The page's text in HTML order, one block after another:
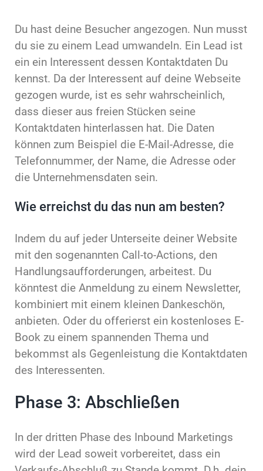
Du hast deine Besucher angezogen. Nun musst
du sie zu einem Lead umwandeln. Ein Lead ist
ein ein Interessent dessen Kontaktdaten Du
kennst. Da der Interessent auf deine Webseite
gezogen wurde, ist es sehr wahrscheinlich,
dass dieser aus freien Stücken seine
Kontaktdaten hinterlassen hat. Die Daten
können zum Beispiel die E-Mail-Adresse, die
Telefonnummer, der Name, die Adresse oder
die Unternehmensdaten sein.
Wie erreichst du das nun am besten?
Indem du auf jeder Unterseite deiner Website
mit den sogenannten Call-to-Actions, den
Handlungsaufforderungen, arbeitest. Du
könntest die Anmeldung zu einem Newsletter,
kombiniert mit einem kleinen Dankeschön,
anbieten. Oder du offerierst ein kostenloses E-
Book zu einem spannenden Thema und
bekommst als Gegenleistung die Kontaktdaten
des Interessenten.
Phase 3: Abschließen
In der dritten Phase des Inbound Marketings
wird der Lead soweit vorbereitet, dass ein